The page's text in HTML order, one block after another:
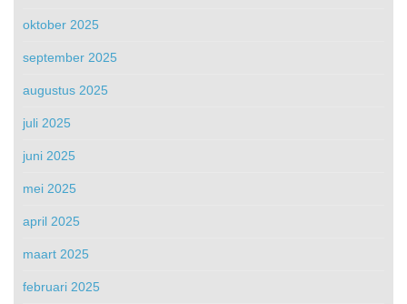
oktober 2025
september 2025
augustus 2025
juli 2025
juni 2025
mei 2025
april 2025
maart 2025
februari 2025